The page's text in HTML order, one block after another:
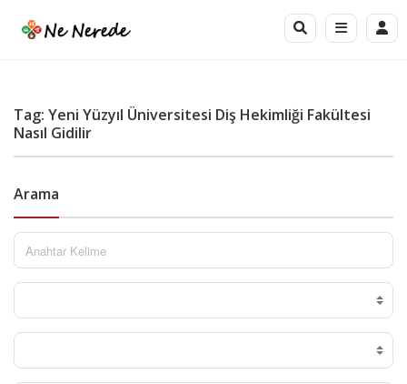
Tag: Yeni Yüzyıl Üniversitesi Diş Hekimliği Fakültesi
Nasıl Gidilir
Arama